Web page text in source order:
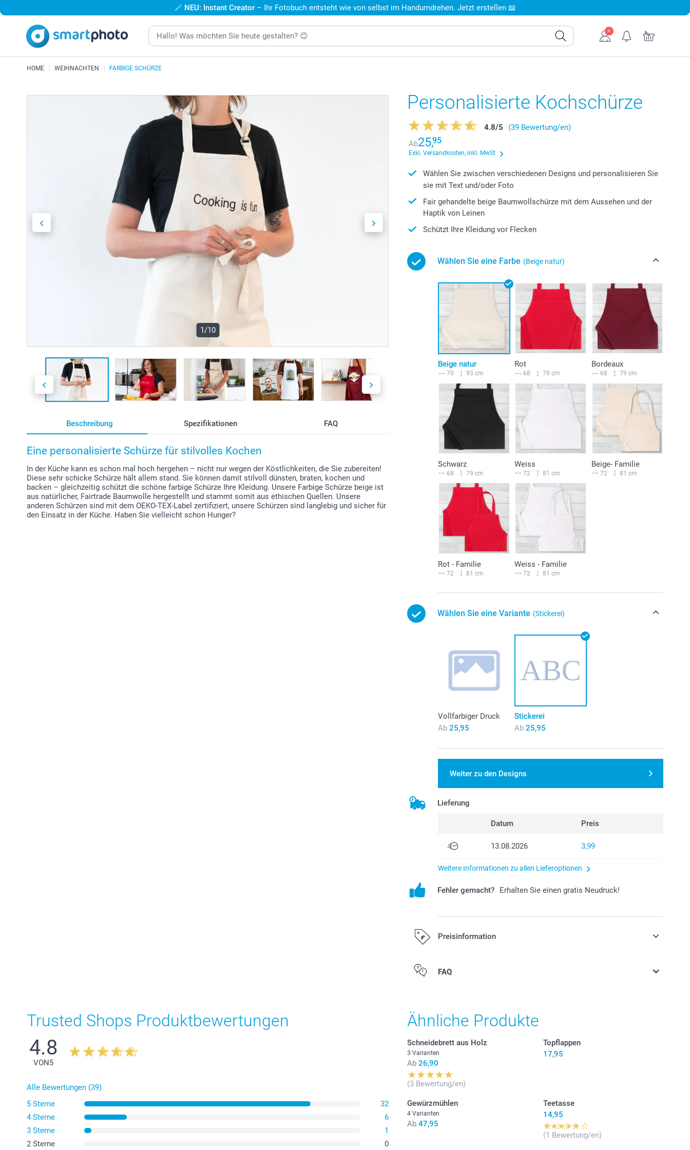
🪄 NEU: Instant Creator – Ihr Fotobuch entsteht wie von selbst im Handumdrehen. Jetzt erstellen 📖
HOME WEIHNACHTEN FARBIGE SCHÜRZE
1/10
Beschreibung Spezifikationen FAQ
Eine personalisierte Schürze für stilvolles Kochen
In der Küche kann es schon mal hoch hergehen – nicht nur wegen der Köstlichkeiten, die Sie zubereiten!
Diese sehr schicke Schürze hält allem stand. Sie können damit stilvoll dünsten, braten, kochen und
backen – gleichzeitig schützt die schöne farbige Schürze Ihre Kleidung. Unsere Farbige Schürze beige ist
aus natürlicher, Fairtrade Baumwolle hergestellt und stammt somit aus ethischen Quellen. Unsere
anderen Schürzen sind mit dem OEKO-TEX-Label zertifiziert, unsere Schürzen sind langlebig und sicher für
den Einsatz in der Küche. Haben Sie vielleicht schon Hunger?
Personalisierte Kochschürze
4.8/5
(39 Bewertung/en)
Ab25,95
Exkl. Versandkosten, inkl. MwSt
Wählen Sie zwischen verschiedenen Designs und personalisieren Sie
sie mit Text und/oder Foto
Fair gehandelte beige Baumwollschürze mit dem Aussehen und der
Haptik von Leinen
Schützt Ihre Kleidung vor Flecken
Wählen Sie eine Farbe (Beige natur)
Beige natur
70 93 cm
Rot
68 79 cm
Bordeaux
68 79 cm
Schwarz
68 79 cm
Weiss
72 81 cm
Beige- Familie
72 81 cm
Rot - Familie
72 81 cm
Weiss - Familie
72 81 cm
Wählen Sie eine Variante (Stickerei)
Vollfarbiger Druck
Ab 25,95
Stickerei
Ab 25,95
Weiter zu den Designs
Lieferung
Datum Preis
13.08.2026 3,99
Weitere Informationen zu allen Lieferoptionen
Fehler gemacht? Erhalten Sie einen gratis Neudruck!
Preisinformation
Alle Preise verstehen sich in EURO (€) inkl. MwSt. und zzgl.
FAQ
Trusted Shops Produktbewertungen
4.8
VON 5
Alle Bewertungen (39)
5 Sterne
32
4 Sterne
6
3 Sterne
1
2 Sterne
0
Ähnliche Produkte
Schneidebrett aus Holz
3 Varianten
Ab 26,90
(3 Bewertung/en)
Topflappen
17,95
Gewürzmühlen
4 Varianten
Ab 47,95
Teetasse
14,95
(1 Bewertung/en)